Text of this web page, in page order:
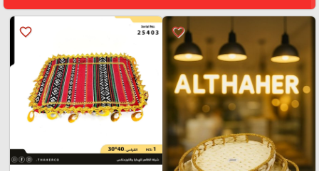
favorite_border
favorite_border